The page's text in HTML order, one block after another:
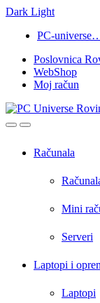
Dark Light
navigation
content
PC-
Poslovnica
WebShop
Moj račun
OpenClose
Računala
Mini
Serveri
Laptopi i
Laptopi